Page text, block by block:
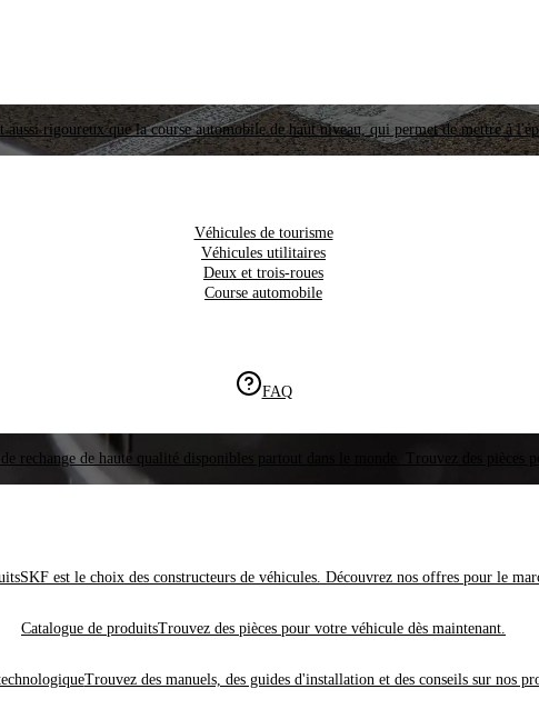
rigoureux que la course automobile de haut niveau, qui permet de mettre à
Véhicules de tourisme
Véhicules utilitaires
Deux et trois-roues
Course automobile
FAQ
rechange de haute qualité disponibles partout dans le monde. Trouvez des pièces
SKF est le choix des constructeurs de véhicules. Découvrez nos offres pour le
Catalogue de produitsTrouvez des pièces pour votre véhicule dès maintenant.
Trouvez des manuels, des guides d'installation et des conseils sur nos